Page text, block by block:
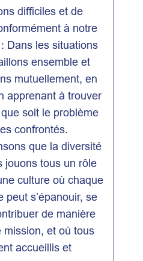
difficiles et de
à notre
: Dans les situations
ensemble et
mutuellement, en
apprenant à trouver
soit le problème
confrontés.
que la diversité
jouons tous un rôle
culture où chaque
peut s’épanouir, se
de manière
et où tous
accueillis et